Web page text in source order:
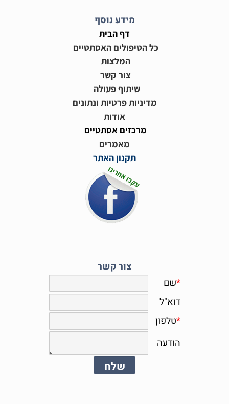
מידע נוסף
דף הבית
כל הטיפולים האסתטיים
המלצות
צור קשר
שיתוף פעולה
מדיניות פרטיות ונתונים
אודות
מרכזים אסתטיים
מאמרים
תקנון האתר
צור קשר